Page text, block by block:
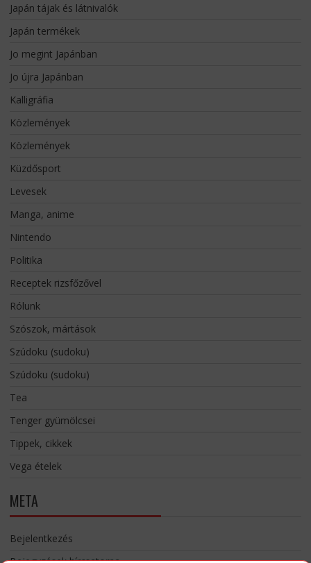
Japán tájak és látnivalók
Japán termékek
Jo megint Japánban
Jo újra Japánban
Kalligráfia
Közlemények
Közlemények
Küzdősport
Levesek
Manga, anime
Nintendo
Politika
Receptek rizsfőzővel
Rólunk
Szószok, mártások
Szúdoku (sudoku)
Szúdoku (sudoku)
Tea
Tenger gyümölcsei
Tippek, cikkek
Vega ételek
META
Bejelentkezés